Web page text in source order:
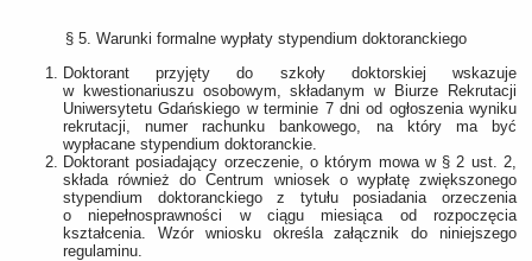
§ 5. Warunki formalne wypłaty stypendium doktoranckiego
Doktorant przyjęty do szkoły doktorskiej wskazuje
w kwestionariuszu osobowym, składanym w Biurze Rekrutacji
Uniwersytetu Gdańskiego w terminie 7 dni od ogłoszenia wyniku
rekrutacji, numer rachunku bankowego, na który ma być
wypłacane stypendium doktoranckie.
Doktorant posiadający orzeczenie, o którym mowa w § 2 ust. 2,
składa również do Centrum wniosek o wypłatę zwiększonego
stypendium doktoranckiego z tytułu posiadania orzeczenia
o niepełnosprawności w ciągu miesiąca od rozpoczęcia
kształcenia. Wzór wniosku określa załącznik do niniejszego
regulaminu.